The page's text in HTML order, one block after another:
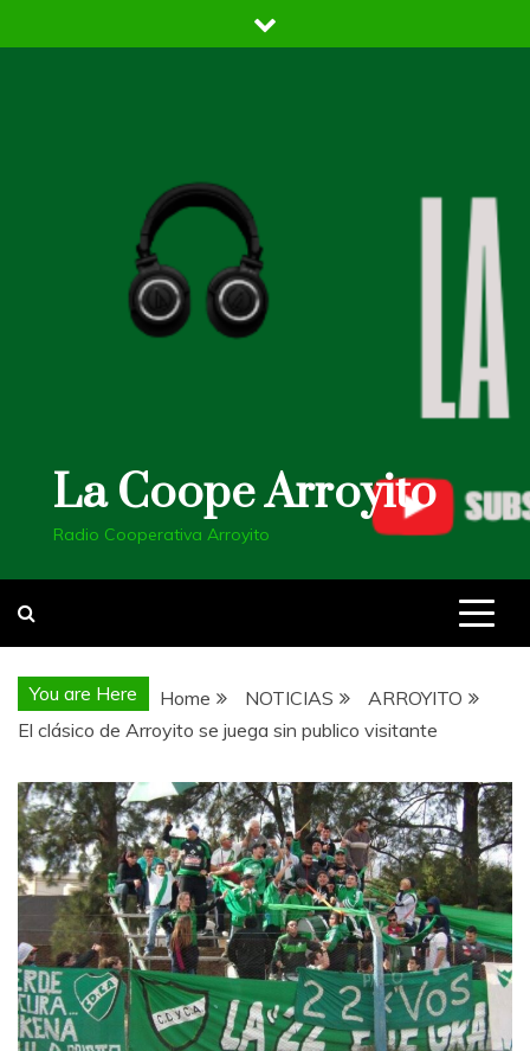
to
La Coope Arroyito
Radio Cooperativa Arroyito
You are Here Home NOTICIAS
ARROYITO
El clásico de Arroyito se juega sin publico visitante